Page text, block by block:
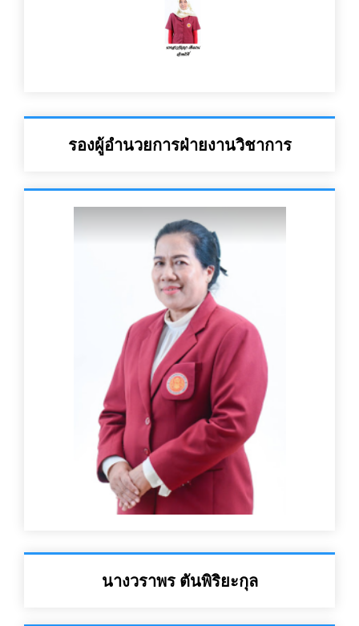
รองผู้อำนวยการฝ่ายงานวิชาการ
นางวราพร ตันพิริยะกุล